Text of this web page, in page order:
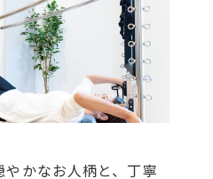
かなお人柄と、丁寧